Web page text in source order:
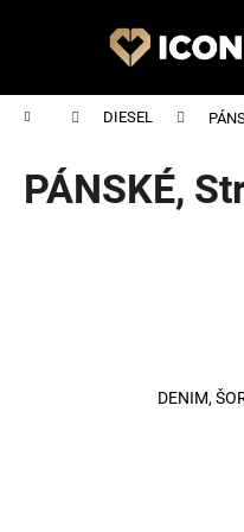
Domů DIESEL
PÁNSKÉ,
DENIM,
Zpět
do
Zpět
do